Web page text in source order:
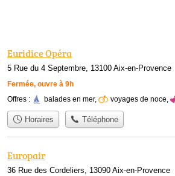
Euridice Opéra
5 Rue du 4 Septembre, 13100 Aix-en-Provence
Fermée, ouvre à 9h
Offres : balades en mer, voyages de noce
Horaires Téléphone
Europair
36 Rue des Cordeliers, 13090 Aix-en-Provence